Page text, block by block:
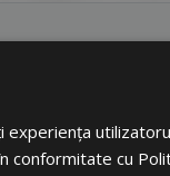
conformitate cu